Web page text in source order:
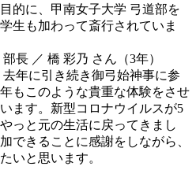
的に、甲南女子大学 弓道部を
生も加わって斎行されていま
長 ／ 橋 彩乃 さん（3年）
去年に引き続き御弓始神事に参
もこのような貴重な体験をさせ
ます。新型コロナウイルスが5
っと元の生活に戻ってきまし
できることに感謝をしながら、
いと思います。